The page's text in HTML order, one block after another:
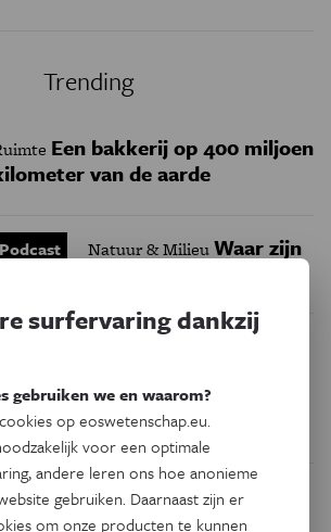
Trending
Een bakkerij op 400 miljoen
van de aarde
Podcast Natuur & MilieuWaar zijn
Waarom we tinnitus
Dit artikel delen op:
surfervaring dankzij
gebruiken we en waarom?
op eoswetenschap.eu.
voor een optimale
andere leren ons hoe anonieme
gebruiken. Daarnaast zijn er
om onze producten te kunnen